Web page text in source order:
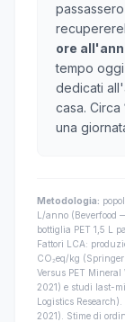
ore
tempo
dedicati
casa. Circa
una
Metodologia:
L/anno (Beverfood
bottiglia PET 1,5 L
Fattori LCA:
CO₂eq/kg
Versus PET
2021) e studi last-
Logistics
2021). Stime di